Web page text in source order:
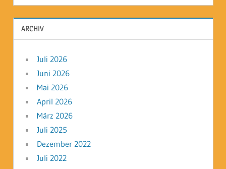
ARCHIV
Juli 2026
Juni 2026
Mai 2026
April 2026
März 2026
Juli 2025
Dezember 2022
Juli 2022